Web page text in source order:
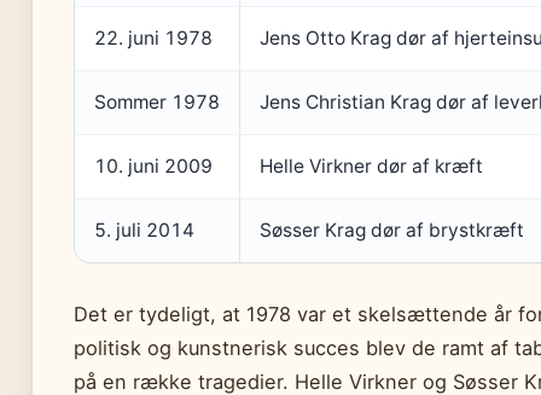
22. juni 1978 Jens Otto Krag dør af
Sommer 1978 Jens Christian Krag dør af
10. juni 2009 Helle Virkner dør af kræft
5. juli 2014 Søsser Krag dør af brystkræft
Det er tydeligt, at 1978 var et skelsættende år
politisk og kunstnerisk succes blev de ramt af
på en række tragedier. Helle Virkner og Søsser